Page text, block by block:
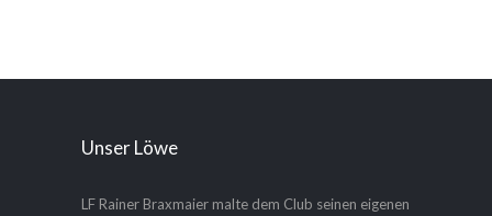
Unser Löwe
LF Rainer Braxmaier malte dem Club seinen eigenen